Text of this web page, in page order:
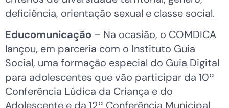
deficiência, orientação sexual e classe social.
Educomunicação – Na ocasião, o COMDICA
lançou, em parceria com o Instituto Guia
Social, uma formação especial do Guia Digital
para adolescentes que vão participar da 10ª
Conferência Lúdica da Criança e do